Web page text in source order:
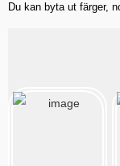
Du kan byta ut färger,